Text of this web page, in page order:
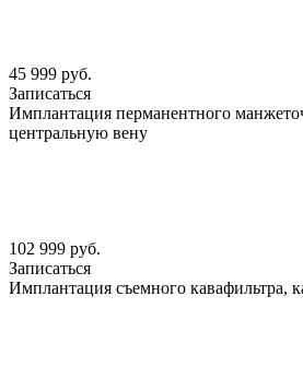
45 999 руб.
Записаться
Имплантация перманентного
центральную вену
102 999 руб.
Записаться
Имплантация съемного кавафильтра,